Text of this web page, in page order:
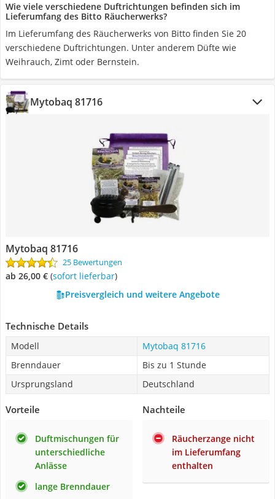
Wie viele verschiedene Duftrichtungen befinden sich im
Lieferumfang des Bitto Räucherwerks?
Im Lieferumfang des Räucherwerks von Bitto finden Sie 20
verschiedene Duftrichtungen. Unter anderem Düfte wie
Weihrauch, Zimt oder Bernstein.
Mytobaq 81716
Mytobaq 81716
25 Bewertungen
ab 26,00 € ( Sofort lieferbar)
Preisvergleich und weitere Angebote
Technische Details
Modell
Mytobaq 81716
Brenndauer
Bis zu 1 Stunde
Ursprungsland
Deutschland
Vorteile
Duftmischungen für
unterschiedliche
Anlässe
lange Brenndauer
Nachteile
Räucherzange nicht
im Lieferumfang
enthalten